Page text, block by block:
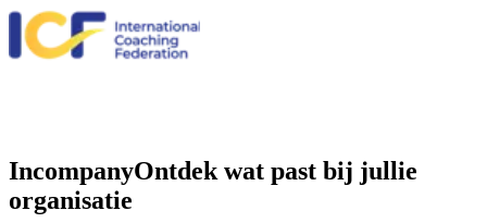
IncompanyOntdek wat past bij jullie
organisatie